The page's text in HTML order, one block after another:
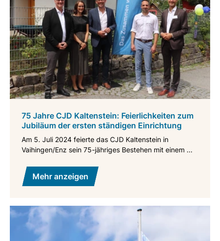
75 Jahre CJD Kaltenstein: Feierlichkeiten zum
Jubiläum der ersten ständigen Einrichtung
Am 5. Juli 2024 feierte das CJD Kaltenstein in
Vaihingen/Enz sein 75-jähriges Bestehen mit einem ...
Mehr anzeigen